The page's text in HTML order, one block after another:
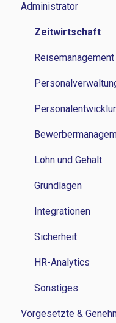
Zeitwirtschaft
Reisemanagement
Personalverwaltung
Lohn und Gehalt
Grundlagen
Administrator
Zeitwirtschaft
Reisemanagement
Lohn und Gehalt
Grundlagen
Integrationen
Sicherheit
HR-Analytics
Sonstiges
Vorgesetzte &